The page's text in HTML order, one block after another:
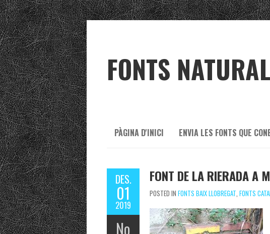
FONTS
PÀGINA D'INICI ENVIA LES FONTS QUE
DES.
01
2019
No
FONT DE LA RIERADA A
POSTED IN FONTS BAIX LLOBREGAT, FONTS